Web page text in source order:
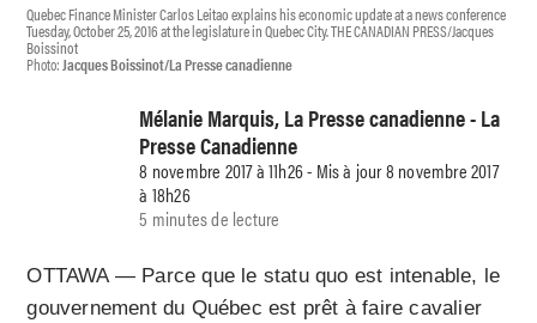
Quebec Finance Minister Carlos Leitao explains his economic update at a news conference
Tuesday, October 25, 2016 at the legislature in Quebec City. THE CANADIAN PRESS/Jacques
Boissinot
Photo: Jacques Boissinot/La Presse canadienne
Mélanie Marquis, La Presse canadienne - La
Presse Canadienne
8 novembre 2017 à 11h26 - Mis à jour 8 novembre 2017
à 18h26
5 minutes de lecture
OTTAWA — Parce que le statu quo est intenable, le
gouvernement du Québec est prêt à faire cavalier